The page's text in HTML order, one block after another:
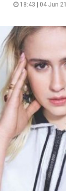
18:43 | 04 Jun 21